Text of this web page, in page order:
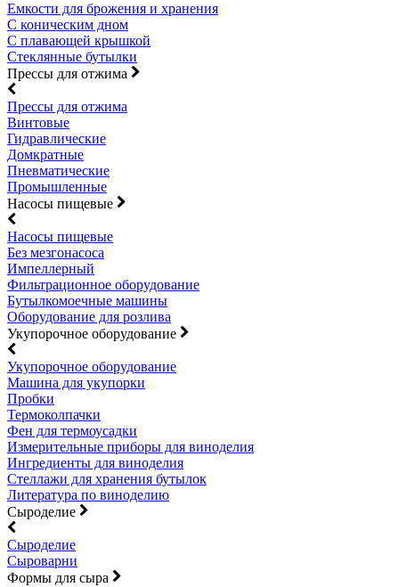
Емкости для брожения и хранения
С коническим дном
С плавающей крышкой
Стеклянные бутылки
Прессы для отжима
Прессы для отжима
Винтовые
Гидравлические
Домкратные
Пневматические
Промышленные
Насосы пищевые
Насосы пищевые
Без мезгонасоса
Импеллерный
Фильтрационное оборудование
Бутылкомоечные машины
Оборудование для розлива
Укупорочное оборудование
Укупорочное оборудование
Машина для укупорки
Пробки
Термоколпачки
Фен для термоусадки
Измерительные приборы для виноделия
Ингредиенты для виноделия
Стеллажи для хранения бутылок
Литература по виноделию
Сыроделие
Сыроделие
Сыроварни
Формы для сыра